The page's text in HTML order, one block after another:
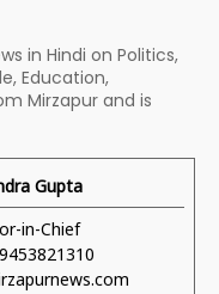
in Hindi on Politics,
Education,
Mirzapur and is
Gupta
in-Chief